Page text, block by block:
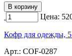
Цена:
Кофр для одежды,
Арт.: COF-0287